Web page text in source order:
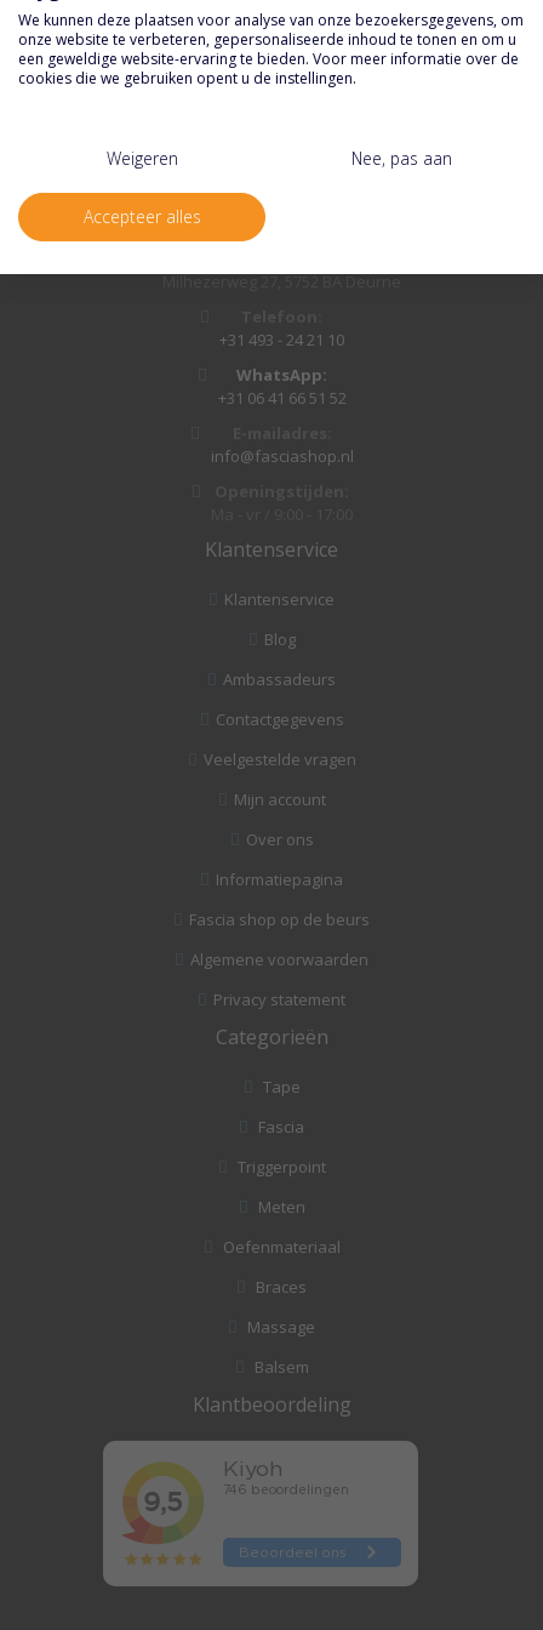
Blauw
LP
Contact informatie
Milhezerweg 27, 5752 BA Deurne
+31 493 - 24 21 10
WhatsApp:
+31 06 41 66 51 52
info@fasciashop.nl
Klantenservice
Klantenservice
Blog
Ambassadeurs
Contactgegevens
Veelgestelde vragen
Mijn account
Over ons
Informatiepagina
Fascia shop op de beurs
Algemene voorwaarden
Privacy statement
Categorieën
Tape
Fascia
Triggerpoint
Meten
Oefenmateriaal
Braces
Massage
Balsem
Klantbeoordeling
We kunnen deze plaatsen voor analyse van onze bezoekersgegevens, om
onze website te verbeteren, gepersonaliseerde inhoud te tonen en om u
een geweldige website-ervaring te bieden. Voor meer informatie over de
cookies die we gebruiken opent u de instellingen.
Weigeren Nee, pas aan
Accepteer alles